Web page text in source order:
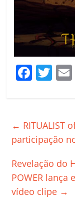
F
e
b
o
k
T
er
← RITUALIST
participação
Revelação do
POWER lança
vídeo clipe →